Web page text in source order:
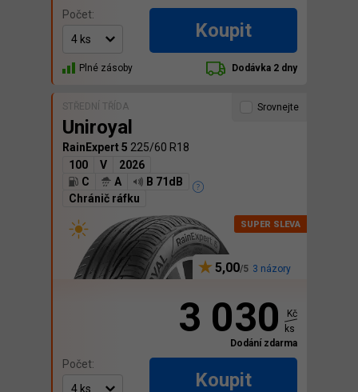
Počet:
Koupit
Plné zásoby Dodávka 2 dny
STŘEDNÍ TŘÍDA
Uniroyal
RainExpert 5 225/60 R18
100
V
2026
C
A
B 71dB
Chránič ráfku
5,00 3 názory
Srovnejte
3 030
Kč
ks
Dodání zdarma
Počet:
Koupit